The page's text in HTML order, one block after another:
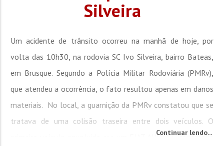
Silveira
Um acidente de trânsito ocorreu na manhã de hoje, por
volta das 10h30, na rodovia SC Ivo Silveira, bairro Bateas,
em Brusque. Segundo a Polícia Militar Rodoviária (PMRv),
que atendeu a ocorrência, o fato resultou apenas em danos
materiais. No local, a guarnição da PMRv constatou que se
tratava de uma colisão traseira entre dois veículos. O
primeiro veículo envolvido era um FIAT AUDACE, registrado
Continuar lendo...